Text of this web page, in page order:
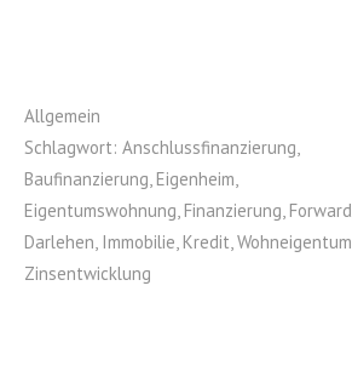
Allgemein
Schlagwort: Anschlussfinanzierung,
Baufinanzierung, Eigenheim,
Eigentumswohnung, Finanzierung,
Darlehen, Immobilie, Kredit,Wohneigentum
Zinsentwicklung